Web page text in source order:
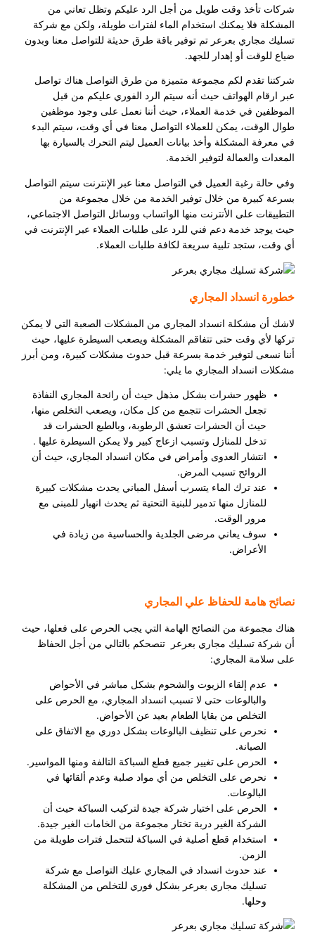
شركات تأخذ وقت طويل من أجل الرد عليكم وتظل تعاني من
المشكلة فلا يمكنك استخدام الماء لفترات طويلة، ولكن مع شركة
تسليك مجاري بعرعر تم توفير باقة طرق حديثة للتواصل معنا وبدون
ضياع للوقت أو إهدار للجهد.
شركتنا تقدم لكم مجموعة متميزة من طرق التواصل هناك تواصل
عبر ارقام الهواتف حيث أنه سيتم الرد الفوري عليكم من قبل
الموظفين في خدمة العملاء، حيث أننا نعمل على وجود موظفين
طوال الوقت، يمكن للعملاء التواصل معنا في أي وقت، سيتم البدء
في معرفة المشكلة وأخذ بيانات العميل ليتم التحرك بالسيارة بها
المعدات والعمالة لتوفير الخدمة.
وفي حالة رغبة العميل في التواصل معنا عبر الإنترنت سيتم التواصل
بسرعة كبيرة من خلال توفير الخدمة من خلال مجموعة من
التطبيقات على الأنترنت منها الواتساب ووسائل التواصل الاجتماعي،
حيث يوجد خدمة دعم فني للرد على طلبات العملاء عبر الإنترنت في
أي وقت، ستجد تلبية سريعة لكافة طلبات العملاء.
خطورة انسداد المجاري
لاشك أن مشكلة انسداد المجاري من المشكلات الصعبة التي لا يمكن
تركها لأي وقت حتى تتفاقم المشكلة ويصعب السيطرة عليها، حيث
أننا نسعى لتوفير خدمة بسرعة قبل حدوث مشكلات كبيرة، ومن أبرز
مشكلات انسداد المجاري ما يلي:
ظهور حشرات بشكل مذهل حيث أن رائحة المجاري النفاذة
تجعل الحشرات تتجمع من كل مكان، ويصعب التخلص منها،
حيث أن الحشرات تعشق الرطوبة، وبالطبع الحشرات قد
تدخل للمنازل وتسبب ازعاج كبير ولا يمكن السيطرة عليها .
انتشار العدوى وأمراض في مكان انسداد المجاري، حيث أن
الروائح تسبب المرض.
عند ترك الماء يتسرب أسفل المباني يحدث مشكلات كبيرة
للمنازل منها تدمير للبنية التحتية ثم يحدث انهيار للمبنى مع
مرور الوقت.
سوف يعاني مرضى الجلدية والحساسية من زيادة في
الأعراض.
نصائح هامة للحفاظ علي المجاري
هناك مجموعة من النصائح الهامة التي يجب الحرص على فعلها، حيث
أن شركة تسليك مجاري بعرعر تنصحكم بالتالي من أجل الحفاظ
على سلامة المجاري:
عدم إلقاء الزيوت والشحوم بشكل مباشر في الأحواض
والبالوعات حتى لا تسبب انسداد المجاري، مع الحرص على
التخلص من بقايا الطعام بعيد عن الأحواض.
نحرص على تنظيف البالوعات بشكل دوري مع الاتفاق على
الصيانة.
الحرص على تغيير جميع قطع السباكة التالفة ومنها المواسير.
نحرص على التخلص من أي مواد صلبة وعدم ألقائها في
البالوعات.
الحرص على اختيار شركة جيدة لتركيب السباكة حيث أن
الشركة الغير دربة تختار مجموعة من الخامات الغير جيدة.
استخدام قطع أصلية في السباكة لتتحمل فترات طويلة من
الزمن.
عند حدوث انسداد في المجاري عليك التواصل مع شركة
تسليك مجاري بعرعر بشكل فوري للتخلص من المشكلة
وحلها.